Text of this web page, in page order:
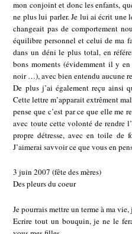
mon conjoint et donc les enfants,
ne plus lui parler. Je lui ai écrit
changeait pas de comportement
équilibre personnel et celui de ma
dans un déni le plus total, en
bons moments (évidemment il y
noir …), avec bien entendu aucune
De plus j’ai également reçu ainsi
Cette lettre m’apparait extrêment
pense que c’est par ce que elle me
avec toute cette volonté de rendre
propre détresse, avec en toile de
J’aimerai savvoir ce que vous en
3 juin 2007 (fête des mères)
Des pleurs du coeur
Je pourrais mettre un terme à ma
Ecrire tout un bouquin, je ne le